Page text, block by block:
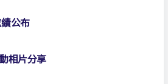
公布
相片分享